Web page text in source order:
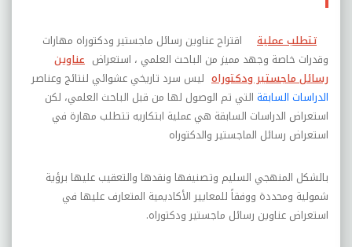
تتطلب عملية اقتراح عناوين رسائل ماجستير ودكتوراه مهارات
وقدرات خاصة وجهد مميز من الباحث العلمي ، استعراض عناوين
رسائل ماجستير ودكتوراه ليس سرد تاريخي عشوائي لنتائج وعناصر
الدراسات السابقة التي تم الوصول لها من قبل الباحث العلمي، لكن
استعراض الدراسات السابقة هي عملية ابتكاريه تتطلب مهارة في
استعراض رسائل الماجستير والدكتوراه
بالشكل المنهجي السليم وتصنيفها ونقدها والتعقيب عليها برؤية
شمولية ومحددة ووفقاً للمعايير الأكاديمية المتعارف عليها في
استعراض عناوين رسائل ماجستير ودكتوراه.